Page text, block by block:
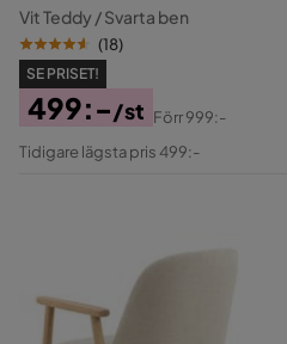
Vit Teddy / Svarta ben
(18)
SE PRISET!
Pris
499:-/st
Original
Förr999:-
Tidigare lägsta pris 499:-